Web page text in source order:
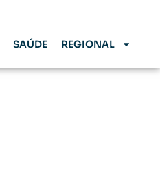
SAÚDE REGIONAL